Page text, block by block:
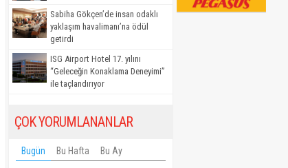
Sabiha Gökçen’de insan odaklı
yaklaşım havalimanı’na ödül
getirdi
ISG Airport Hotel 17. yılını
“Geleceğin Konaklama Deneyimi”
ile taçlandırıyor
ÇOK YORUMLANANLAR
Bugün Bu Hafta Bu Ay